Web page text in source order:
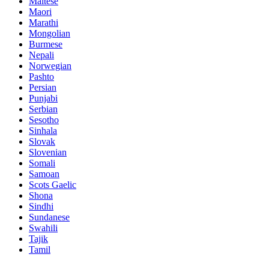
Maori
Marathi
Mongolian
Burmese
Nepali
Norwegian
Pashto
Persian
Punjabi
Serbian
Sesotho
Sinhala
Slovak
Slovenian
Somali
Samoan
Scots Gaelic
Shona
Sindhi
Sundanese
Swahili
Tajik
Tamil